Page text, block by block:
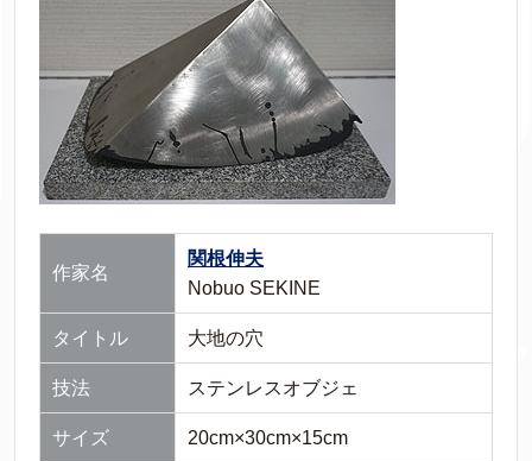
作家名
関根伸夫
Nobuo SEKINE
タイトル 大地の穴
技法 ステンレスオブジェ
サイズ 20cm×30cm×15cm